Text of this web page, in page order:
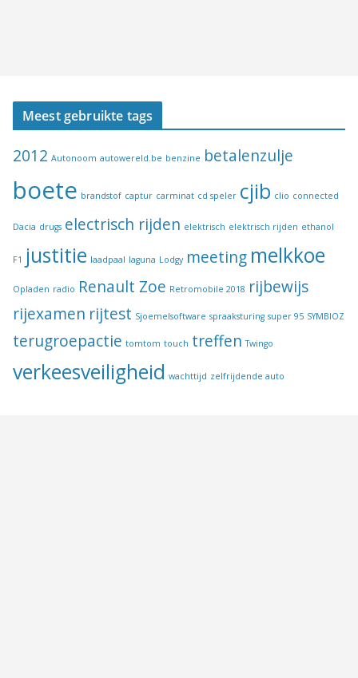
Meest gebruikte tags
2012 Autonoom autowereld.be benzine betalenzulje
boete brandstof captur carminat cd speler cjib clio connected
Dacia drugs electrisch rijden elektrisch elektrisch rijden ethanol
F1 justitie laadpaal laguna Lodgy meeting melkkoe
Opladen radio Renault Zoe Retromobile 2018 rijbewijs
rijexamen rijtest Sjoemelsoftware spraaksturing super 95 SYMBIOZ
terugroepactie tomtom touch treffen Twingo
verkeesveiligheid wachttijd zelfrijdende auto